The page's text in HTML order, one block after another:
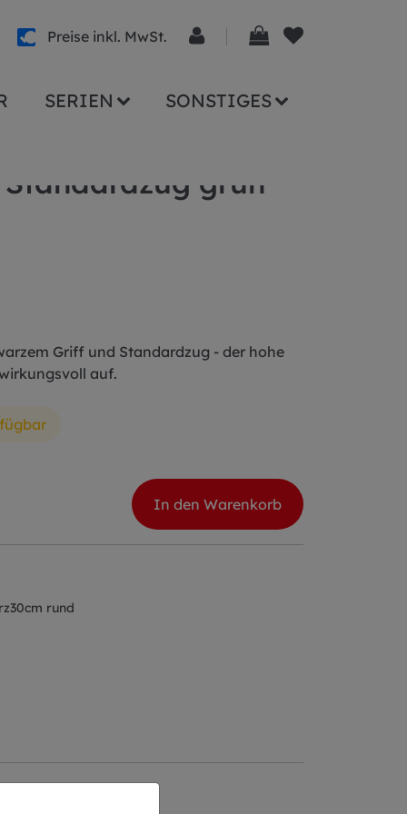
Preise inkl. MwSt.
SERIEN SONSTIGES
grün
Griff und Standardzug - der hohe
auf.
In den Warenkorb
rund